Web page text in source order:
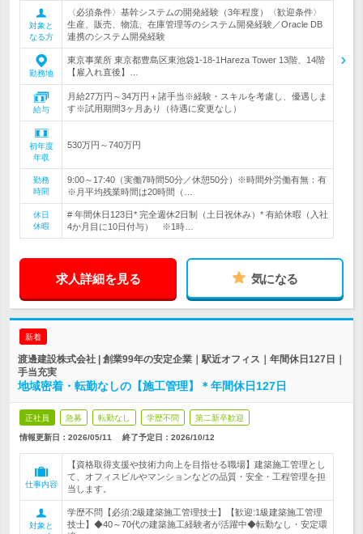
対象と
なる方
〈必須条件〉基幹システムの開発経験（3年程度）〈歓迎条件〉
生産、販売、物流、在庫管理等のシステム開発経験／Oracle DB
連携のシステム開発経験
勤務地
東京事業所 東京都豊島区東池袋1-18-1Hareza Tower 13階、14階
【雇入れ直後】…
給与
月給27万円～34万円＋諸手当※経験・スキルを考慮し、優遇しま
す※試用期間3ヶ月あり（待遇に変更なし）
初年度
年収
530万円～740万円
勤務
時間
9:00～17:40（実働7時間50分／休憩50分）※時間外労働有無：有
※月平均残業時間は20時間（…
休日
休暇
# 年間休日123日* 完全週休2日制（土日祝休み）* 有給休暇（入社
4か月目に10日付与） ※1時…
求人詳細を見る 気になる
新着
渡邊建設株式会社 | 創業99年の安定企業｜駅近オフィス｜年間休日127日｜
手当充実
地域密着・転勤なしの【施工管理】＊年間休日127日
正社員 急募 転勤なし 学歴不問 第二新卒歓迎
情報更新日：2026/05/11 終了予定日： 2026/10/12
仕事内容
【資格取得支援や技術力向上を目指せる職場】建築施工管理とし
て、オフィスビルやマンションなどの品質・安全・工程管理を担
当します。
対象と
学歴不問【必須:2級建築施工管理技士】【歓迎:1級建築施工管理
技士】◆40～70代の建築施工経験者が活躍中◆転勤なし・安定環